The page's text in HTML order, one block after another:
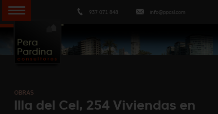
info@ppcsl.com
937 071 848
OBRAS
Illa del Cel, 254 Viviendas en